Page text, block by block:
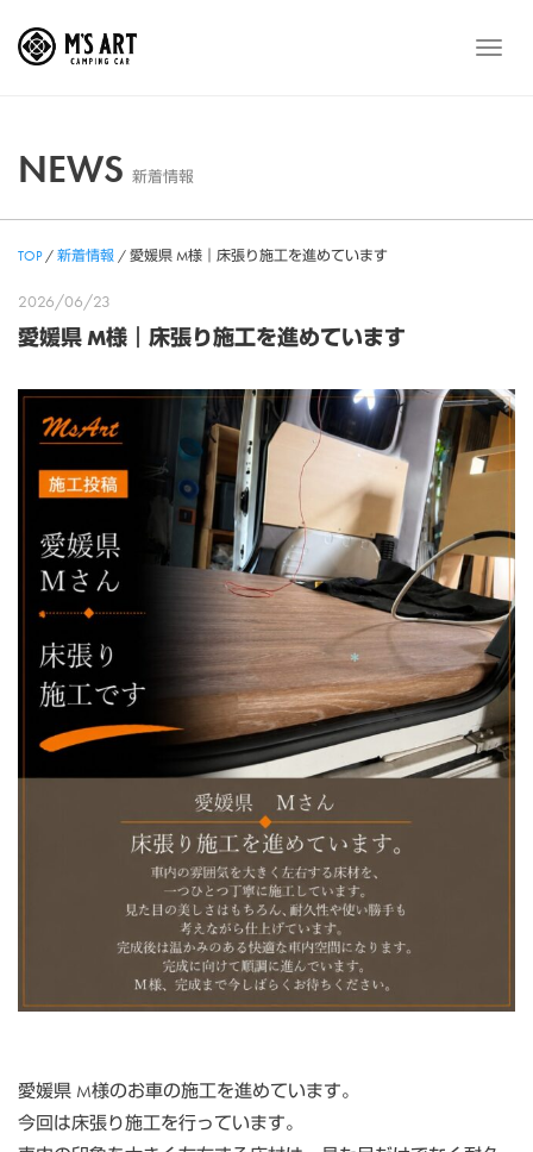
メ
NEWS 新着情報
TOP/新着情報 /愛媛県 M様｜床張り施工を進めています
2026/06/23
愛媛県 M様｜床張り施工を進めています
愛媛県 M様のお車の施工を進めています。
今回は床張り施工を行っています。